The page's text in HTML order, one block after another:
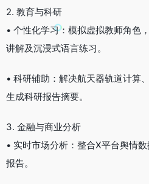
2. 教育与科研
• 个性化学习：模拟虚拟教师角色
讲解及沉浸式语言练习。
• 科研辅助：解决航天器轨道计算
生成科研报告摘要。
3. 金融与商业分析
• 实时市场分析：整合X平台舆情
报告。